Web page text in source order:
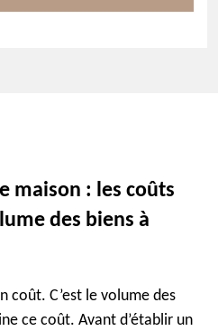
maison : les coûts
des biens à
coût. C’est le volume des
ce coût. Avant d’établir un